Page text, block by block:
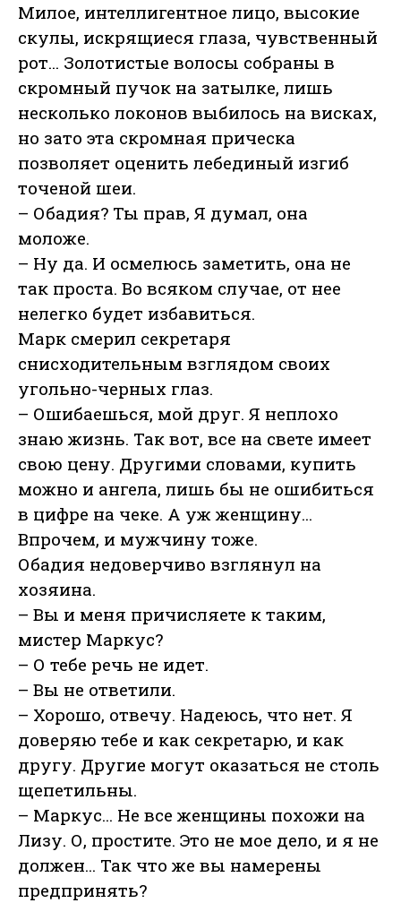
Милое, интеллигентное лицо, высокие
скулы, искрящиеся глаза, чувственный
рот... Золотистые волосы собраны в
скромный пучок на затылке, лишь
несколько локонов выбилось на висках,
но зато эта скромная прическа
позволяет оценить лебединый изгиб
точеной шеи.
– Обадия? Ты прав, Я думал, она
моложе.
– Ну да. И осмелюсь заметить, она не
так проста. Во всяком случае, от нее
нелегко будет избавиться.
Марк смерил секретаря
снисходительным взглядом своих
угольно-черных глаз.
– Ошибаешься, мой друг. Я неплохо
знаю жизнь. Так вот, все на свете имеет
свою цену. Другими словами, купить
можно и ангела, лишь бы не ошибиться
в цифре на чеке. А уж женщину...
Впрочем, и мужчину тоже.
Обадия недоверчиво взглянул на
хозяина.
– Вы и меня причисляете к таким,
мистер Маркус?
– О тебе речь не идет.
– Вы не ответили.
– Хорошо, отвечу. Надеюсь, что нет. Я
доверяю тебе и как секретарю, и как
другу. Другие могут оказаться не столь
щепетильны.
– Маркус... Не все женщины похожи на
Лизу. О, простите. Это не мое дело, и я не
должен... Так что же вы намерены
предпринять?